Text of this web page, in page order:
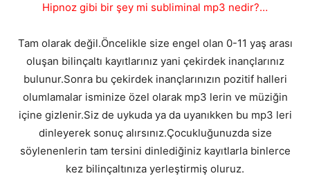
Hipnoz gibi bir şey mi subliminal mp3 nedir?…
Tam olarak değil.Öncelikle size engel olan 0-11 yaş arası
oluşan bilinçaltı kayıtlarınız yani çekirdek inançlarınız
bulunur.Sonra bu çekirdek inançlarınızın pozitif halleri
olumlamalar isminize özel olarak mp3 lerin ve müziğin
içine gizlenir.Siz de uykuda ya da uyanıkken bu mp3 leri
dinleyerek sonuç alırsınız.Çocukluğunuzda size
söylenenlerin tam tersini dinlediğiniz kayıtlarla binlerce
kez bilinçaltınıza yerleştirmiş oluruz.